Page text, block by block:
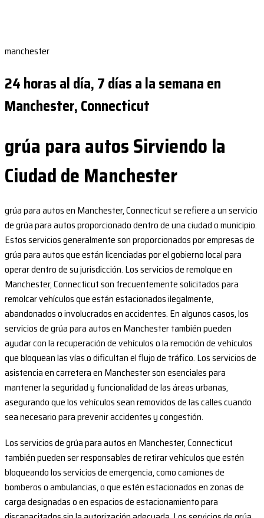
manchester
24 horas al día, 7 días a la semana en
Manchester, Connecticut
grúa para autos Sirviendo la
Ciudad de Manchester
grúa para autos en Manchester, Connecticut se refiere a un servicio
de grúa para autos proporcionado dentro de una ciudad o municipio.
Estos servicios generalmente son proporcionados por empresas de
grúa para autos que están licenciadas por el gobierno local para
operar dentro de su jurisdicción. Los servicios de remolque en
Manchester, Connecticut son frecuentemente solicitados para
remolcar vehículos que están estacionados ilegalmente,
abandonados o involucrados en accidentes. En algunos casos, los
servicios de grúa para autos en Manchester también pueden
ayudar con la recuperación de vehículos o la remoción de vehículos
que bloquean las vías o dificultan el flujo de tráfico. Los servicios de
asistencia en carretera en Manchester son esenciales para
mantener la seguridad y funcionalidad de las áreas urbanas,
asegurando que los vehículos sean removidos de las calles cuando
sea necesario para prevenir accidentes y congestión.
Los servicios de grúa para autos en Manchester, Connecticut
también pueden ser responsables de retirar vehículos que estén
bloqueando los servicios de emergencia, como camiones de
bomberos o ambulancias, o que estén estacionados en zonas de
carga designadas o en espacios de estacionamiento para